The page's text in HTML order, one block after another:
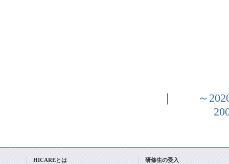
～
HICAREとは
研修生の受入